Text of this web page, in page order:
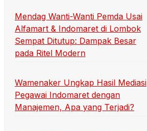
Mendag Wanti-Wanti Pemda Usai
Alfamart & Indomaret di Lombok
Sempat Ditutup: Dampak Besar
pada Ritel Modern
Wamenaker Ungkap Hasil Mediasi
Pegawai Indomaret dengan
Manajemen, Apa yang Terjadi?